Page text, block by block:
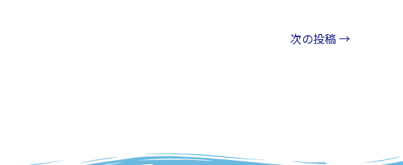
次の投稿→